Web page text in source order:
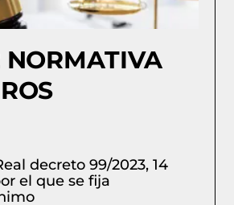
NORMATIVA
99/2023, 14
el que se fija